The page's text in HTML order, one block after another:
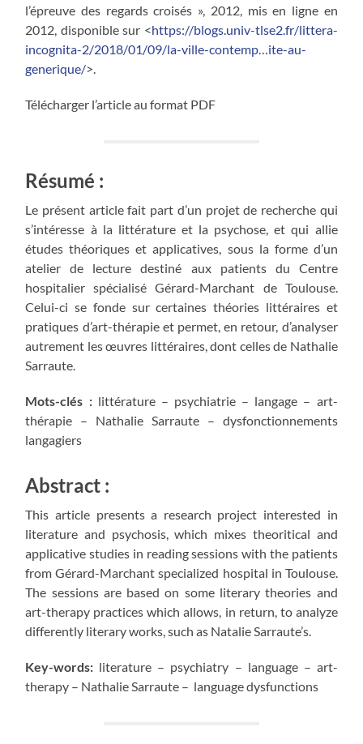
l’épreuve des regards croisés », 2012, mis en ligne en
2012, disponible sur <https://blogs.univ-tlse2.fr/littera-
incognita-2/2018/01/09/la-ville-contemp…ite-au-
generique/>.
Télécharger l’article au format PDF
Résumé :
Le présent article fait part d’un projet de recherche qui
s’intéresse à la littérature et la psychose, et qui allie
études théoriques et applicatives, sous la forme d’un
atelier de lecture destiné aux patients du Centre
hospitalier spécialisé Gérard-Marchant de Toulouse.
Celui-ci se fonde sur certaines théories littéraires et
pratiques d’art-thérapie et permet, en retour, d’analyser
autrement les œuvres littéraires, dont celles de Nathalie
Sarraute.
Mots-clés : littérature – psychiatrie – langage – art-
thérapie – Nathalie Sarraute – dysfonctionnements
langagiers
Abstract :
This article presents a research project interested in
literature and psychosis, which mixes theoritical and
applicative studies in reading sessions with the patients
from Gérard-Marchant specialized hospital in Toulouse.
The sessions are based on some literary theories and
art-therapy practices which allows, in return, to analyze
differently literary works, such as Natalie Sarraute’s.
Key-words: literature – psychiatry – language – art-
therapy – Nathalie Sarraute – language dysfunctions